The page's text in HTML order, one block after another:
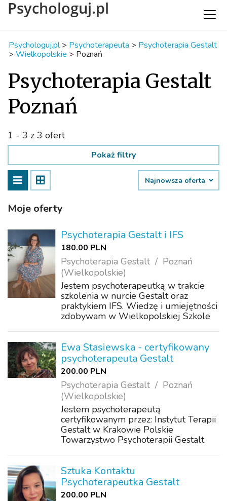
Psychologuj.pl
Psychologuj.pl > Psychoterapeuta > Psychoterapia Gestalt
> Wielkopolskie > Poznań
Psychoterapia Gestalt
Poznań
1 - 3 z 3 ofert
Pokaż filtry
Najnowsza oferta
Moje oferty
Psychoterapia Gestalt i IFS
180.00 PLN
Psychoterapia Gestalt
Poznań
(Wielkopolskie)
Jestem psychoterapeutką w trakcie
szkolenia w nurcie Gestalt oraz
praktykiem IFS. Wiedzę i umiejętności
zdobywam w Wielkopolskiej Szkole
wiedzę i umiejętności z obszarów
Systemu We...
Ewa Stasiewska - certyfikowany
psychoterapeuta Gestalt
200.00 PLN
Psychoterapia Gestalt
Poznań
(Wielkopolskie)
Jestem psychoterapeutą
certyfikowanym przez: Instytut Terapii
Gestalt w Krakowie Polskie
Towarzystwo Psychoterapii Gestalt
Europejski Certyfikat
Psychoterapeuty) Specjalizuję się w
psychoterapii in...
Sztuka Kontaktu
Psychoterapeutka Gestalt
200.00 PLN